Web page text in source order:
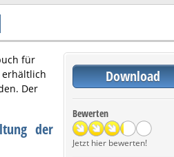
für
erhältlich
Der
Download
Bewerten
Jetzt hier bewerten!
der